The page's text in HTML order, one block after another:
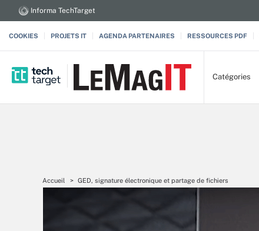
Informa TechTarget
COOKIES PROJETS IT AGENDA PARTENAIRES RESSOURCES PDF
Catégories
Accueil GED, signature électronique et partage de fichiers